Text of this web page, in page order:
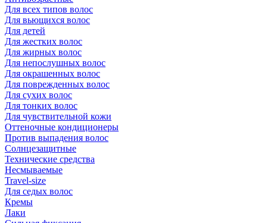
Для всех типов волос
Для вьющихся волос
Для детей
Для жестких волос
Для жирных волос
Для непослушных волос
Для окрашенных волос
Для поврежденных волос
Для сухих волос
Для тонких волос
Для чувствительной кожи
Оттеночные кондиционеры
Против выпадения волос
Солнцезащитные
Технические средства
Несмываемые
Travel-size
Для седых волос
Кремы
Лаки